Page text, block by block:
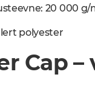
20 000 g/
polyester
Cap